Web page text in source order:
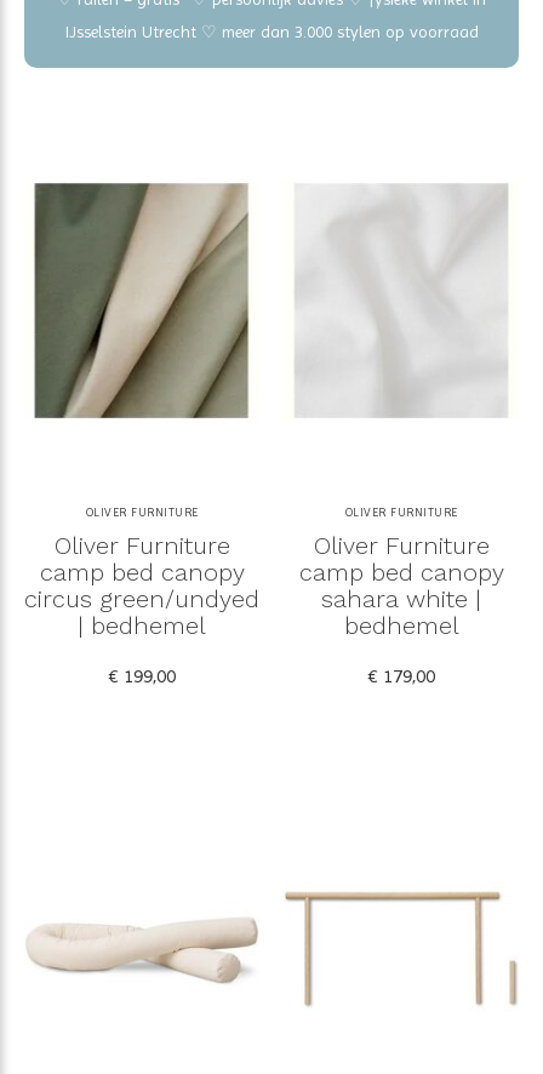
IJsselstein Utrecht ♡ meer dan 3.000 stylen op voorraad
OLIVER FURNITURE
Oliver Furniture
camp bed canopy
circus green/undyed
| bedhemel
€ 199,00
OLIVER FURNITURE
Oliver Furniture
camp bed canopy
sahara white |
bedhemel
€ 179,00